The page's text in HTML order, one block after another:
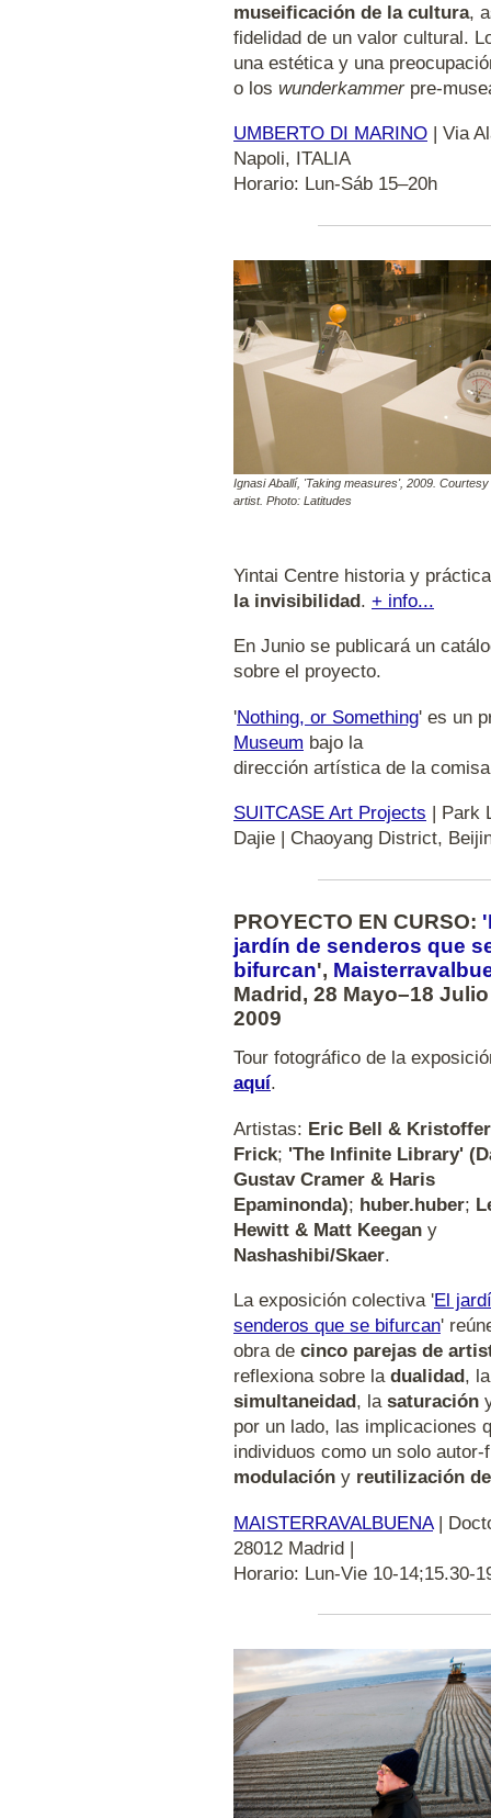
museificación de la cultura,
fidelidad de un valor cultural.
una estética y una
o los wunderkammerpre-
UMBERTO DI MARINO | Via
Napoli, ITALIA
Horario: Lun-Sáb 15–20h
Ignasi Aballí, 'Taking measures', 2009. Courtesy
artist. Photo: Latitudes
Yintai Centre historia y
la invisibilidad. + info...
En Junio se publicará un
sobre el proyecto.
'Nothing, or Something' es un
Museum bajo la
dirección artística de la
SUITCASE Art Projects | Park
Dajie | Chaoyang District,
PROYECTO EN CURSO:
jardín de senderos que
bifurcan',
Madrid, 28 Mayo–18 Julio
2009
Tour fotográfico de la
aquí.
Artistas: Eric Bell & Kristoffer
Frick; 'The Infinite Library'
Gustav Cramer & Haris
Epaminonda); huber.huber;
Hewitt & Matt Keegan y
Nashashibi/Skaer.
La exposición colectiva 'El
senderos que se bifurcan'
obra de cinco parejas de
reflexiona sobre la dualidad , la
simultaneidad , la saturación
por un lado, las implicaciones
individuos como un solo
modulación y reutilización
MAISTERRAVALBUENA|
28012 Madrid |
Horario: Lun-Vie 10-14;15.30-